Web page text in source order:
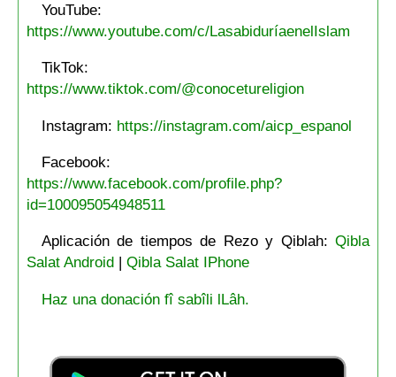
YouTube:
https://www.youtube.com/c/LasabiduríaenelIslam
TikTok:
https://www.tiktok.com/@conocetureligion
Instagram: https://instagram.com/aicp_espanol
Facebook:
https://www.facebook.com/profile.php?
id=100095054948511
Aplicación de tiempos de Rezo y Qiblah:Qibla
Salat Android| Qibla Salat IPhone
Haz una donación fî sabîli lLâh.